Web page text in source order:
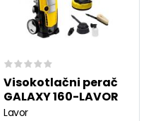
Visokotlačni perač
GALAXY 160-LAVOR
Lavor